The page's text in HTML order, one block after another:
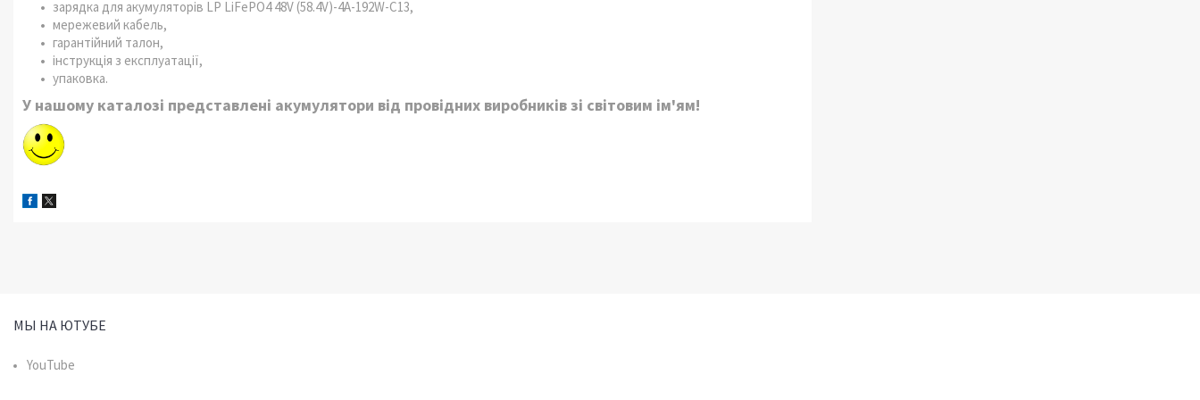
зарядка для акумуляторів LP LiFePO4 48V (58.4V)-4A-192W-C13,
мережевий кабель,
гарантійний талон,
інструкція з експлуатації,
упаковка.
У нашому каталозі представлені акумулятори від провідних виробників зі світовим ім'ям!
МЫ НА ЮТУБЕ
YouTube